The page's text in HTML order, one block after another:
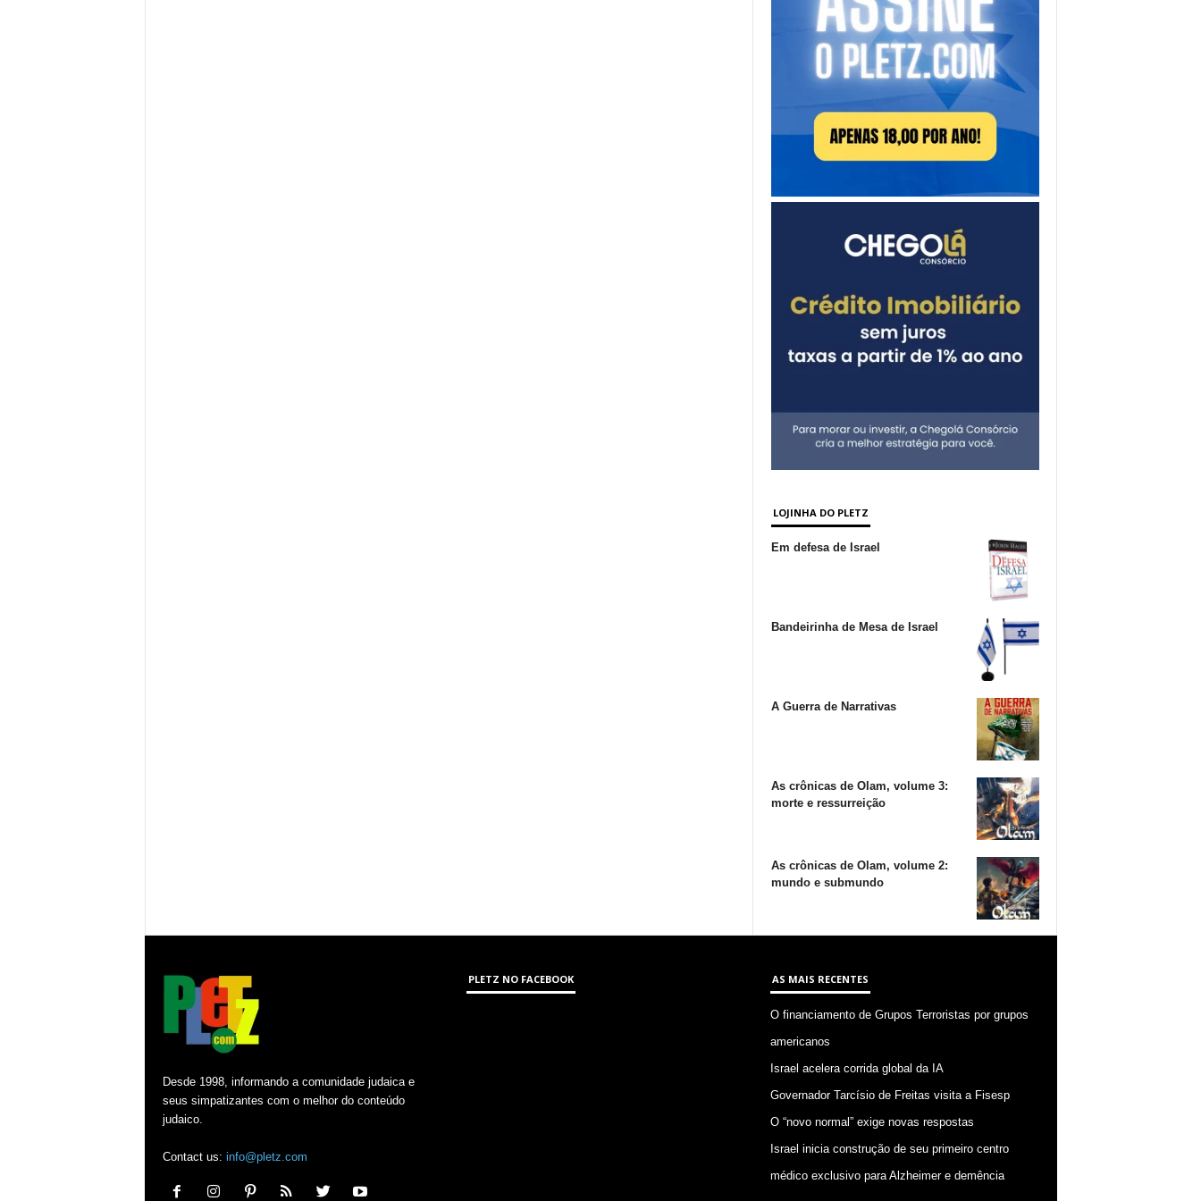
LOJINHA DO PLETZ
Em defesa de Israel
Bandeirinha de Mesa de Israel
A Guerra de Narrativas
As crônicas de Olam, volume 3:
morte e ressurreição
As crônicas de Olam, volume 2:
mundo e submundo
Desde 1998, informando a comunidade judaica e
seus simpatizantes com o melhor do conteúdo
judaico.
Contact us: info@pletz.com
PLETZ NO FACEBOOK AS MAIS RECENTES
O financiamento de Grupos Terroristas por grupos
americanos
Israel acelera corrida global da IA
Governador Tarcísio de Freitas visita a Fisesp
O “novo normal” exige novas respostas
Israel inicia construção de seu primeiro centro
médico exclusivo para Alzheimer e demência